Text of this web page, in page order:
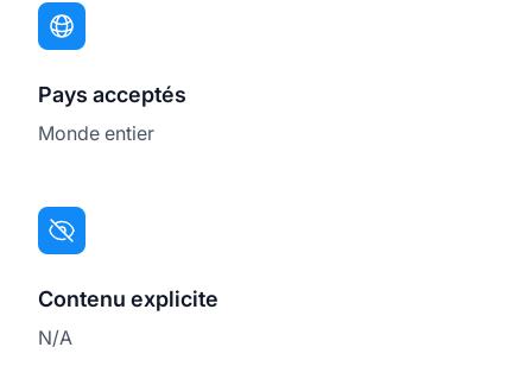
Pays acceptés
Monde entier
Contenu explicite
N/A